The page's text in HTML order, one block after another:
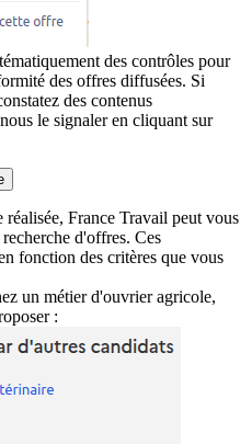
des contrôles pour
des offres diffusées. Si
des contenus
le signaler en cliquant sur
France Travail peut vous
d'offres. Ces
fonction des critères que vous
un métier d'ouvrier agricole,
: